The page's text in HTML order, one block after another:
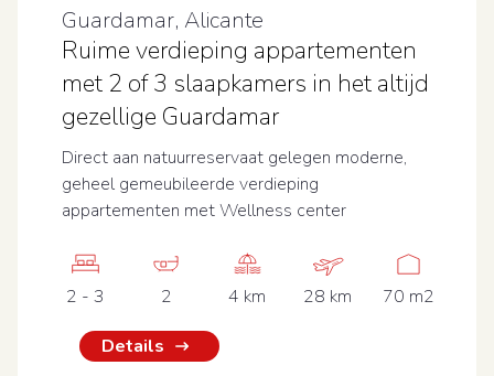
Guardamar, Alicante
Ruime verdieping appartementen
met 2 of 3 slaapkamers in het altijd
gezellige Guardamar
Direct aan natuurreservaat gelegen moderne,
geheel gemeubileerde verdieping
appartementen met Wellness center
2 - 3 2 4 km 28 km 70 m2
Details